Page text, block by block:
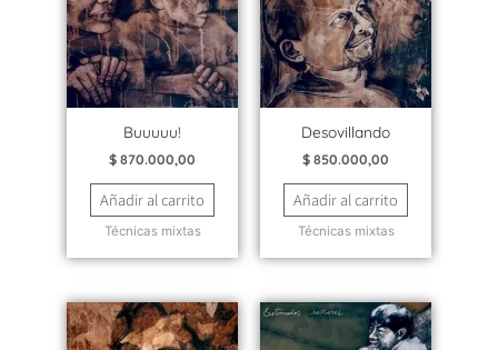
Buuuuu!
$ 870.000,00
Añadir al carrito
Técnicas mixtas
Desovillando
$ 850.000,00
Añadir al carrito
Técnicas mixtas